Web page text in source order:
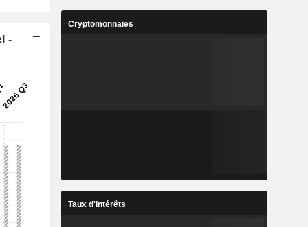
-
Cryptomonnaies
Taux d'Intérêts